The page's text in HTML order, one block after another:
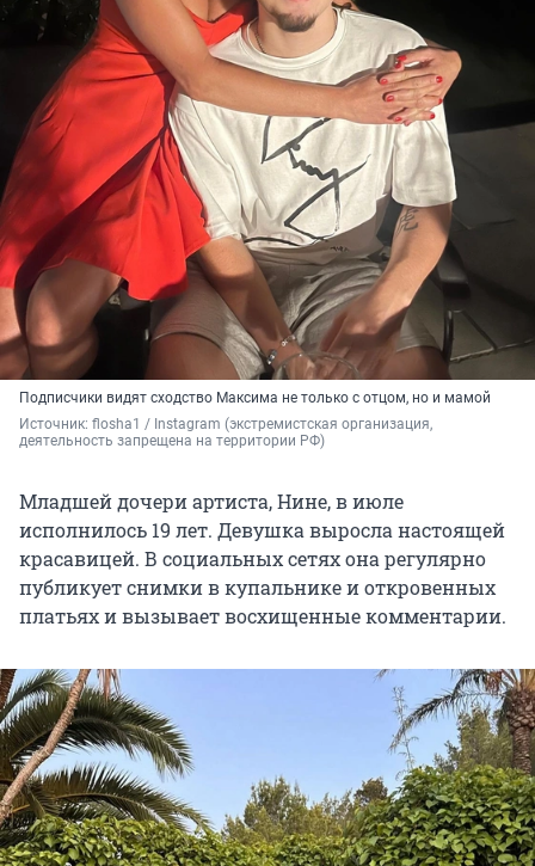
Подписчики видят сходство Максима не только с отцом, но и мамой
Источник: flosha1 / Instagram (экстремистская организация,
деятельность запрещена на территории РФ)
Младшей дочери артиста, Нине, в июле
исполнилось 19 лет. Девушка выросла настоящей
красавицей. В социальных сетях она регулярно
публикует снимки в купальнике и откровенных
платьях и вызывает восхищенные комментарии.